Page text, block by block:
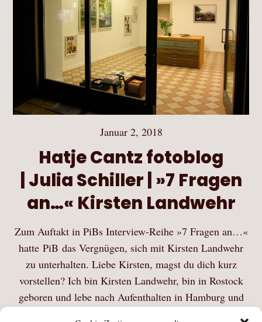
Januar 2, 2018
Hatje Cantz fotoblog
| Julia Schiller | »7 Fragen
an…« Kirsten Landwehr
Zum Auftakt in PiBs Interview-Reihe »7 Fragen an…«
hatte PiB das Vergnügen, sich mit Kirsten Landwehr
zu unterhalten. Liebe Kirsten, magst du dich kurz
vorstellen? Ich bin Kirsten Landwehr, bin in Rostock
geboren und lebe nach Aufenthalten in Hamburg und